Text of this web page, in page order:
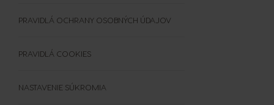
PRAVIDLÁ OCHRANY OSOBNÝCH ÚDAJOV
PRAVIDLÁ COOKIES
NASTAVENIE SÚKROMIA